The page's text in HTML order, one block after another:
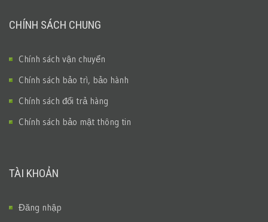
CHÍNH SÁCH CHUNG
Chính sách vận chuyển
Chính sách bảo trì, bảo hành
Chính sách đổi trả hàng
Chính sách bảo mật thông tin
TÀI KHOẢN
Đăng nhập